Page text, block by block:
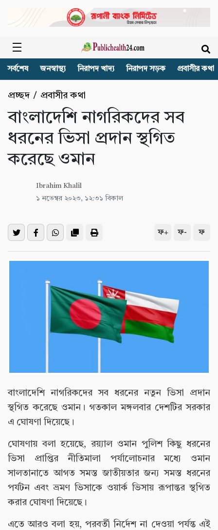
সর্বশেষ জনস্বাস্থ্য নিরাপদ খাদ্য নিরাপদ সড়ক প্রবাসীর কথা
প্রচ্ছদ / প্রবাসীর কথা
বাংলাদেশি নাগরিকদের সব
ধরনের ভিসা প্রদান স্থগিত
করেছে ওমান
Ibrahim Khalil
১ নভেম্বর ২০২৩, ১২:৩১ বিকাল
ফ+ ফ- ফ
বাংলাদেশি নাগরিকদের সব ধরনের নতুন ভিসা প্রদান
স্থগিত করেছে ওমান। গতকাল মঙ্গলবার দেশটির সরকার
এ ঘোষণা দিয়েছে।
ঘোষণায় বলা হয়েছে, রয়্যাল ওমান পুলিশ কিছু ধরনের
ভিসা প্রাপ্তির নীতিমালা পর্যালোচনার মধ্যে ওমান
সালতানাতে আগত সমস্ত জাতীয়তার জন্য সমস্ত ধরনের
পর্যটন এবং ভ্রমণ ভিসাকে ওয়ার্ক ভিসায় রূপান্তর স্থগিত
করার ঘোষণা দিয়েছে।
এতে আরও বলা হয়, পরবর্তী নির্দেশ না দেওয়া পর্যন্ত এই